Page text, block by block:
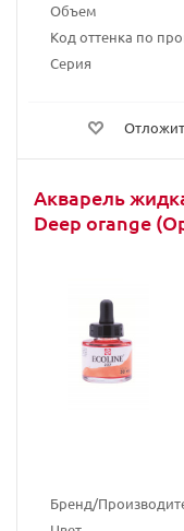
Объем
Код оттенка по
Серия
Акварель
Deep orange
Бренд/